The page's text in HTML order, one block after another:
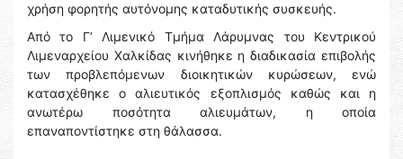
χρήση φορητής αυτόνομης καταδυτικής συσκευής.
Από το Γ’ Λιμενικό Τμήμα Λάρυμνας του Κεντρικού
Λιμεναρχείου Χαλκίδας κινήθηκε η διαδικασία επιβολής
των προβλεπόμενων διοικητικών κυρώσεων, ενώ
κατασχέθηκε ο αλιευτικός εξοπλισμός καθώς και η
ανωτέρω ποσότητα αλιευμάτων, η οποία
επαναποντίστηκε στη θάλασσα.